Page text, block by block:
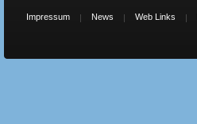
Impressum News Web Links